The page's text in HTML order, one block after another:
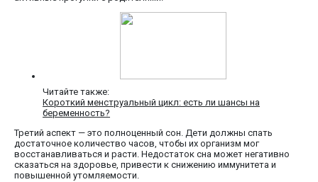
Читайте также:
Короткий менструальный цикл: есть ли шансы на
беременность?
Третий аспект — это полноценный сон. Дети должны спать
достаточное количество часов, чтобы их организм мог
восстанавливаться и расти. Недостаток сна может негативно
сказаться на здоровье, привести к снижению иммунитета и
повышенной утомляемости.